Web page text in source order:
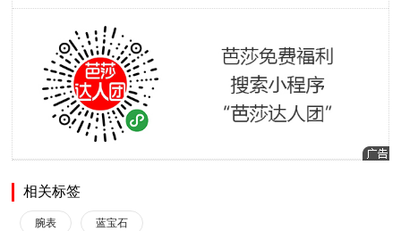
相关标签
腕表 蓝宝石